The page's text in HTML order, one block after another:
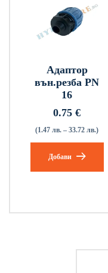
Адаптор
вън.резба PN
16
0.75 €
(1.47 лв. – 33.72 лв.)
Добави